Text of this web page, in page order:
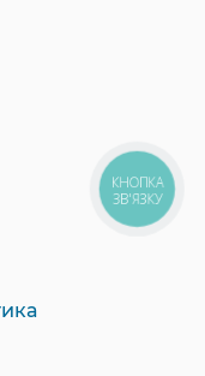
КНОПКА
ЗВ'ЯЗКУ